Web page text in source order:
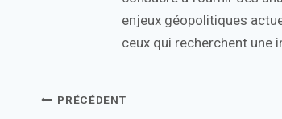
enjeux géopolitiques
ceux qui recherchent une
Navigation
PRÉCÉDENT